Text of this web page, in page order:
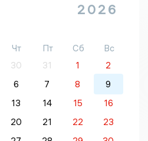
2026
Чт Пт Сб
Вс
30 31 1
2
6 7 8
9
13 14 15
16
20 21 22
23